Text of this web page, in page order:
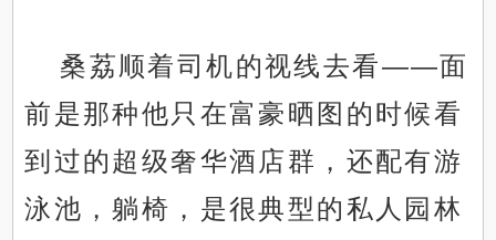
桑荔顺着司机的视线去看——面
前是那种他只在富豪晒图的时候看
到过的超级奢华酒店群，还配有游
泳池，躺椅，是很典型的私人园林